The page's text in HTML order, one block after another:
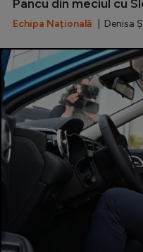
Pancu din meciul cu
Echipa Națională | Denisa